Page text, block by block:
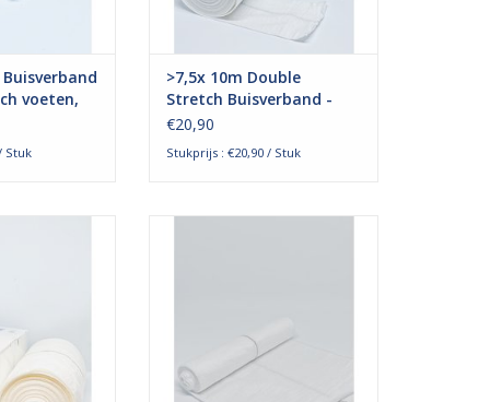
voeten,
en kleine
Stuk
TOEVOEGEN AAN WINKELWAGEN
>7,5x 10m Double
Stretch Buisverband -
Benen, Armen en Dijen
€20,90
Stukprijs : €20,90 / Stuk
voor
zalftherapie.
WINKELWAGEN
het worden gebruikt voor
verbandfixatie en zalftherapie.
TOEVOEGEN AAN WINKELWAGEN